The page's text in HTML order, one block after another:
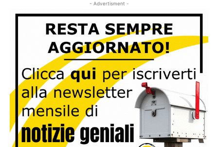
- Advertisment -